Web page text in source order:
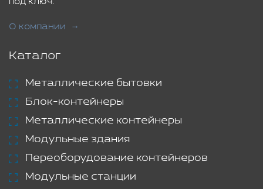
О компании
Каталог
Металлические бытовки
Блок-контейнеры
Металлические контейнеры
Модульные здания
Переоборудование контейнеров
Модульные станции